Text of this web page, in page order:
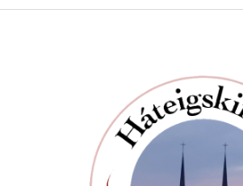
KORDÍA, KÓR
ORGEL HÁTEIGSKIRKJU